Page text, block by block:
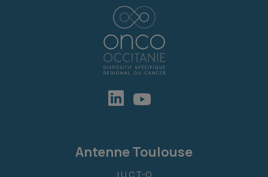
Antenne Toulouse
I.U.C.T-O